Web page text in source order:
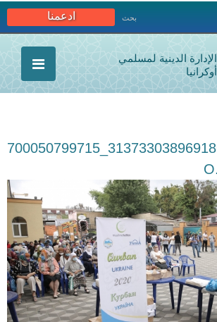
ادعمنا بحث
الإدارة الدينية لمسلمي
أوكرانيا
116925125_3137330389691869_700050799715